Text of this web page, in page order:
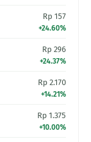
Rp 157
+24.60%
Rp 296
+24.37%
Rp 2.170
+14.21%
Rp 1.375
+10.00%